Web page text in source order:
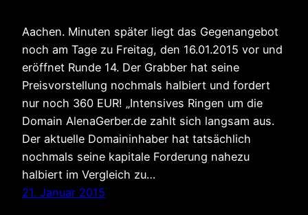
Aachen. Minuten später liegt das Gegenangebot
noch am Tage zu Freitag, den 16.01.2015 vor und
eröffnet Runde 14. Der Grabber hat seine
Preisvorstellung nochmals halbiert und fordert
nur noch 360 EUR! „Intensives Ringen um die
Domain AlenaGerber.de zahlt sich langsam aus.
Der aktuelle Domaininhaber hat tatsächlich
nochmals seine kapitale Forderung nahezu
halbiert im Vergleich zu…
21. Januar 2015